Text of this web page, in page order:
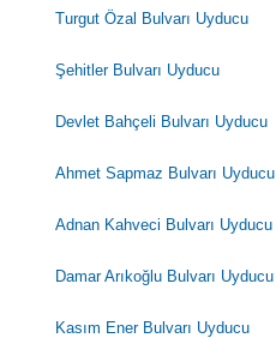
Turgut Özal Bulvarı Uyducu
Şehitler Bulvarı Uyducu
Devlet Bahçeli Bulvarı Uyducu
Ahmet Sapmaz Bulvarı Uyducu
Adnan Kahveci Bulvarı Uyducu
Damar Arıkoğlu Bulvarı Uyducu
Kasım Ener Bulvarı Uyducu